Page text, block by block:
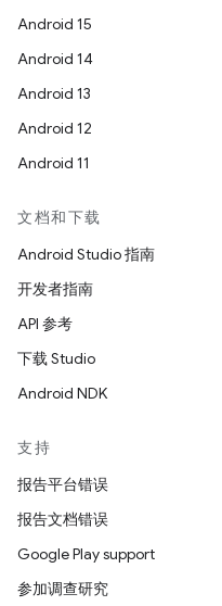
Android 15
Android 14
Android 13
Android 12
Android 11
文档和下载
Android Studio 指南
开发者指南
API 参考
下载 Studio
Android NDK
支持
报告平台错误
报告文档错误
Google Play support
参加调查研究